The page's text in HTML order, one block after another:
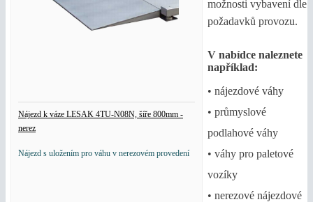
Nájezd k váze LESAK 4TU-N08N, šíře 800mm -
nerez
Nájezd s uložením pro váhu v nerezovém provedení
možnosti vybavení dle
požadavků provozu.
V nabídce naleznete
například:
• nájezdové váhy
• průmyslové
podlahové váhy
• váhy pro paletové
vozíky
• nerezové nájezdové